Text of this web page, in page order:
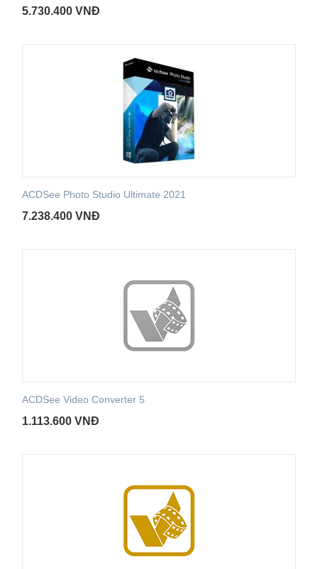
5.730.400 VNĐ
ACDSee Photo Studio Ultimate 2021
7.238.400 VNĐ
ACDSee Video Converter 5
1.113.600 VNĐ